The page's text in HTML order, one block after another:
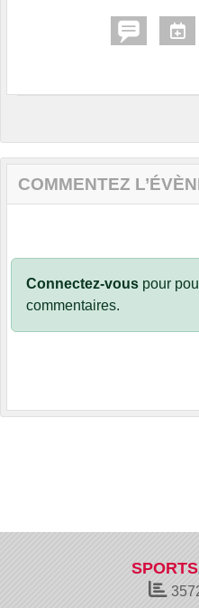
COMMENTEZ
Connectez-vous pour
commentaires.
SPORTS